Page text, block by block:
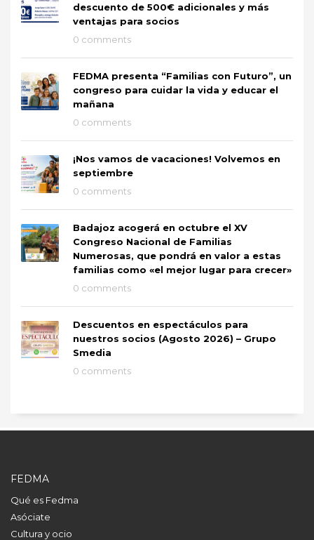
descuento de 500€ adicionales y más
ventajas para socios
0 comments
FEDMA presenta “Familias con Futuro”, un
congreso para cuidar la vida y educar el
mañana
0 comments
¡Nos vamos de vacaciones! Volvemos en
septiembre
0 comments
Badajoz acogerá en octubre el XV
Congreso Nacional de Familias
Numerosas, que pondrá en valor a estas
familias como «el mejor lugar para crecer»
0 comments
Descuentos en espectáculos para
nuestros socios (Agosto 2026) – Grupo
Smedia
0 comments
FEDMA
Qué es Fedma
Asóciate
Cultura y ocio